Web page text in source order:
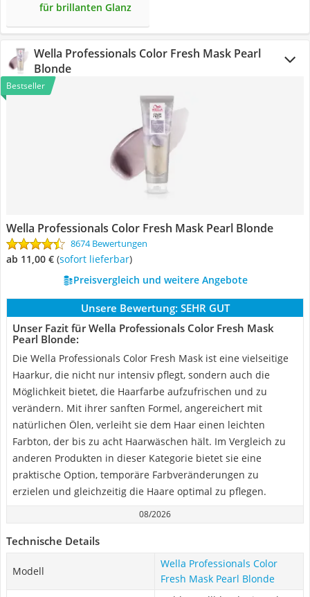
für brillanten Glanz
Wella Professionals Color Fresh Mask Pearl
Blonde
Bestseller
Wella Professionals Color Fresh Mask Pearl Blonde
8674 Bewertungen
ab 11,00 € ( Sofort lieferbar)
Preisvergleich und weitere Angebote
Unsere Bewertung: SEHR GUT
Unser Fazit für Wella Professionals Color Fresh Mask
Pearl Blonde:
Die Wella Professionals Color Fresh Mask ist eine vielseitige
Haarkur, die nicht nur intensiv pflegt, sondern auch die
Möglichkeit bietet, die Haarfarbe aufzufrischen und zu
verändern. Mit ihrer sanften Formel, angereichert mit
natürlichen Ölen, verleiht sie dem Haar einen leichten
Farbton, der bis zu acht Haarwäschen hält. Im Vergleich zu
anderen Produkten in dieser Kategorie bietet sie eine
praktische Option, temporäre Farbveränderungen zu
erzielen und gleichzeitig die Haare optimal zu pflegen.
08/2026
Technische Details
Modell
Wella Professionals Color
Fresh Mask Pearl Blonde